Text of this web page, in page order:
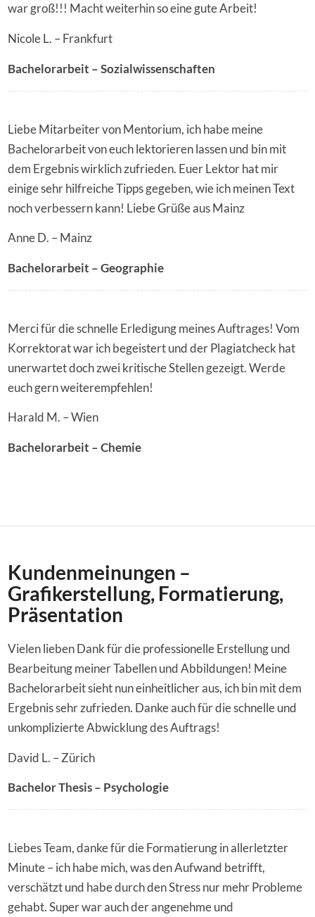
war groß!!! Macht weiterhin so eine gute Arbeit!
Nicole L. – Frankfurt
Bachelorarbeit – Sozialwissenschaften
Liebe Mitarbeiter von Mentorium, ich habe meine
Bachelorarbeit von euch lektorieren lassen und bin mit
dem Ergebnis wirklich zufrieden. Euer Lektor hat mir
einige sehr hilfreiche Tipps gegeben, wie ich meinen Text
noch verbessern kann! Liebe Grüße aus Mainz
Anne D. – Mainz
Bachelorarbeit – Geographie
Merci für die schnelle Erledigung meines Auftrages! Vom
Korrektorat war ich begeistert und der Plagiatcheck hat
unerwartet doch zwei kritische Stellen gezeigt. Werde
euch gern weiterempfehlen!
Harald M. – Wien
Bachelorarbeit – Chemie
Kundenmeinungen –
Grafikerstellung, Formatierung,
Präsentation
Vielen lieben Dank für die professionelle Erstellung und
Bearbeitung meiner Tabellen und Abbildungen! Meine
Bachelorarbeit sieht nun einheitlicher aus, ich bin mit dem
Ergebnis sehr zufrieden. Danke auch für die schnelle und
unkomplizierte Abwicklung des Auftrags!
David L. – Zürich
Bachelor Thesis – Psychologie
Liebes Team, danke für die Formatierung in allerletzter
Minute – ich habe mich, was den Aufwand betrifft,
verschätzt und habe durch den Stress nur mehr Probleme
gehabt. Super war auch der angenehme und